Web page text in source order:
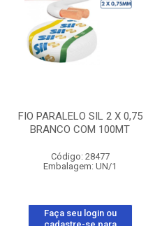
FIO PARALELO SIL 2 X 0,75
BRANCO COM 100MT
Código: 28477
Embalagem: UN/1
Faça seu login ou